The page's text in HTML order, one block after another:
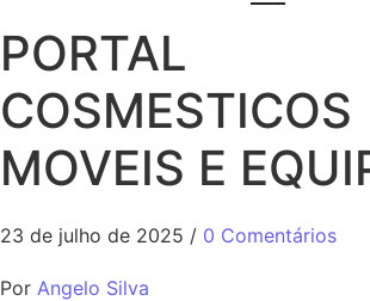
PORTAL
COSMESTICOS
MOVEIS E
23 de julho de 2025 / 0 Comentários
Por Angelo Silva